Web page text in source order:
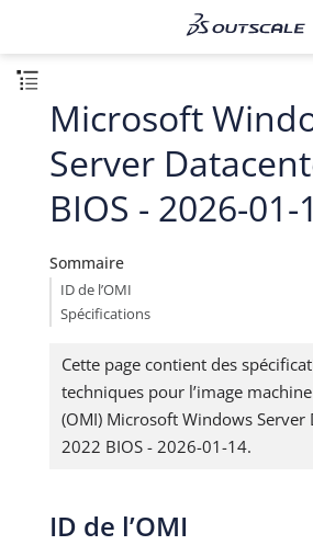
Microsoft
Server
BIOS - 2026-01-
Sommaire
ID de l’OMI
Spécifications
Cette page contient des
techniques pour l’image machine
(OMI) Microsoft Windows Server
2022 BIOS - 2026-01-14.
ID de l’OMI